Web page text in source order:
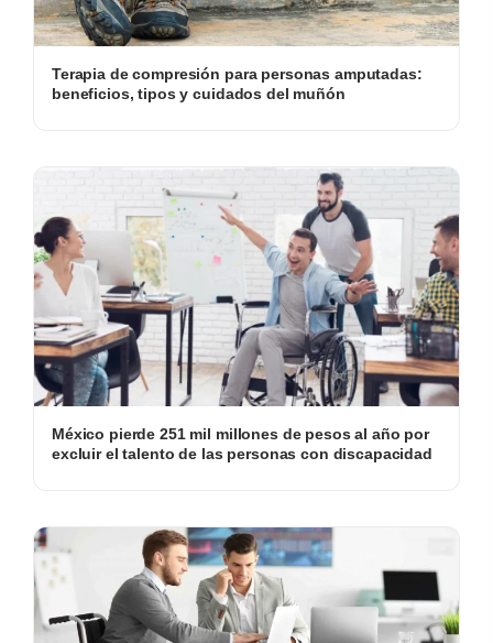
Terapia de compresión para personas amputadas:
beneficios, tipos y cuidados del muñón
México pierde 251 mil millones de pesos al año por
excluir el talento de las personas con discapacidad